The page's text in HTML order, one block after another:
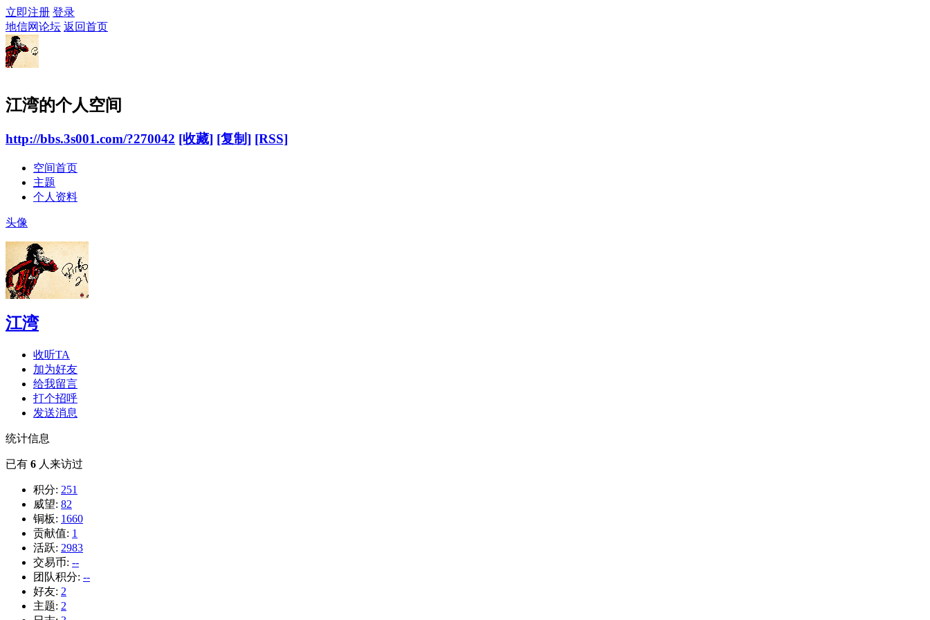
立即注册 登录
地信网论坛 返回首页
江湾的个人空间
http://bbs.3s001.com/?270042 [收藏] [复制] [RSS]
空间首页
主题
个人资料
头像
江湾
收听TA
加为好友
给我留言
打个招呼
发送消息
统计信息
已有 6 人来访过
积分: 251
威望: 82
铜板: 1660
贡献值: 1
活跃: 2983
交易币: --
团队积分: --
好友: 2
主题: 2